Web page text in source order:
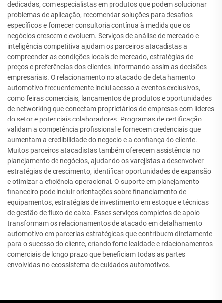
dedicadas, com especialistas em produtos que podem solucionar
problemas de aplicação, recomendar soluções para desafios
específicos e fornecer consultoria contínua à medida que os
negócios crescem e evoluem. Serviços de análise de mercado e
inteligência competitiva ajudam os parceiros atacadistas a
compreender as condições locais de mercado, estratégias de
preços e preferências dos clientes, informando assim as decisões
empresariais. O relacionamento no atacado de detalhamento
automotivo frequentemente inclui acesso a eventos exclusivos,
como feiras comerciais, lançamentos de produtos e oportunidades
de networking que conectam proprietários de empresas com líderes
do setor e potenciais colaboradores. Programas de certificação
validam a competência profissional e fornecem credenciais que
aumentam a credibilidade do negócio e a confiança do cliente.
Muitos parceiros atacadistas também oferecem assistência no
planejamento de negócios, ajudando os varejistas a desenvolver
estratégias de crescimento, identificar oportunidades de expansão
e otimizar a eficiência operacional. O suporte em planejamento
financeiro pode incluir orientações sobre financiamento de
equipamentos, estratégias de investimento em estoque e técnicas
de gestão de fluxo de caixa. Esses serviços completos de apoio
transformam os relacionamentos de atacado em detalhamento
automotivo em parcerias estratégicas que contribuem diretamente
para o sucesso do cliente, criando forte lealdade e relacionamentos
comerciais de longo prazo que beneficiam todas as partes
envolvidas no ecossistema de cuidados automotivos.